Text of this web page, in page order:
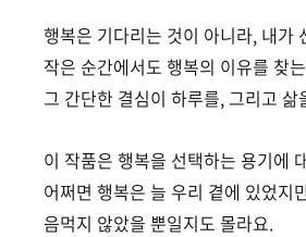
행복은 기다리는 것이 아니라, 내가
작은 순간에서도 행복의 이유를 찾
그 간단한 결심이 하루를, 그리고 삶
이 작품은 행복을 선택하는 용기에
어쩌면 행복은 늘 우리 곁에 있었지
음먹지 않았을 뿐일지도 몰라요.